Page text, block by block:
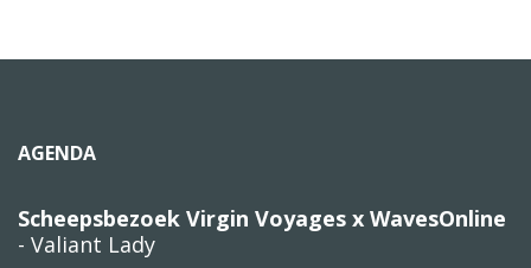
AGENDA
Scheepsbezoek Virgin Voyages x WavesOnline
- Valiant Lady